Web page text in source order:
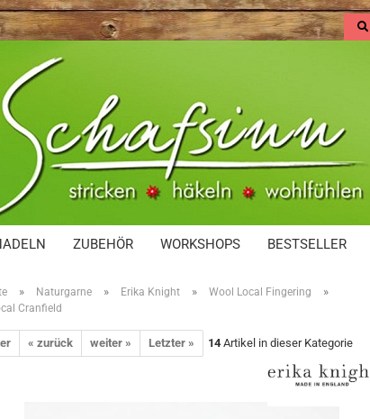
ZUBEHÖR WORKSHOPS BESTSELLER
» Naturgarne » Erika Knight » Wool Local Fingering »
Cranfield
« zurück weiter » Letzter » 14 Artikel in dieser Kategorie